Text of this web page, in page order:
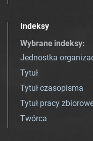
Indeksy
Wybrane indeksy:
Jednostka
Tytuł
Tytuł czasopisma
Tytuł pracy
Twórca